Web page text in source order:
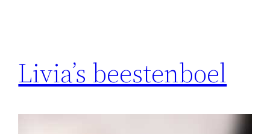
Livia’s beestenboel